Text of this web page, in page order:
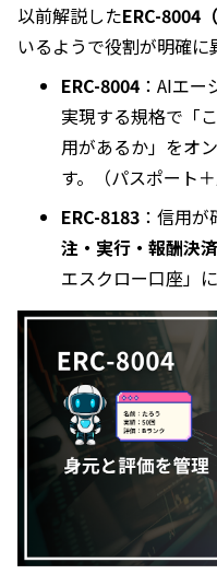
以前解説したERC-8004
いるようで役割が明確に
ERC-8004 ：AIエー
実現する規格で「
用があるか」をオ
す。（パスポート
ERC-8183 ：信用
注・実行・報酬決済
エスクロー口座」